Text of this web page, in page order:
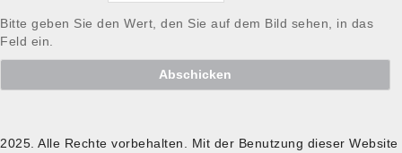
Bitte geben Sie den Wert, den Sie auf dem Bild sehen, in das
Feld ein.
Abschicken
2025. Alle Rechte vorbehalten. Mit der Benutzung dieser Website